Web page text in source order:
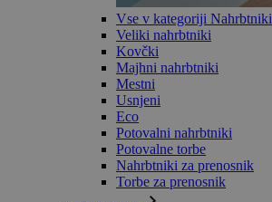
Vse v kategoriji Nahrbtniki
Veliki nahrbtniki
Kovčki
Majhni nahrbtniki
Mestni
Usnjeni
Eco
Potovalni nahrbtniki
Potovalne torbe
Nahrbtniki za prenosnik
Torbe za prenosnik